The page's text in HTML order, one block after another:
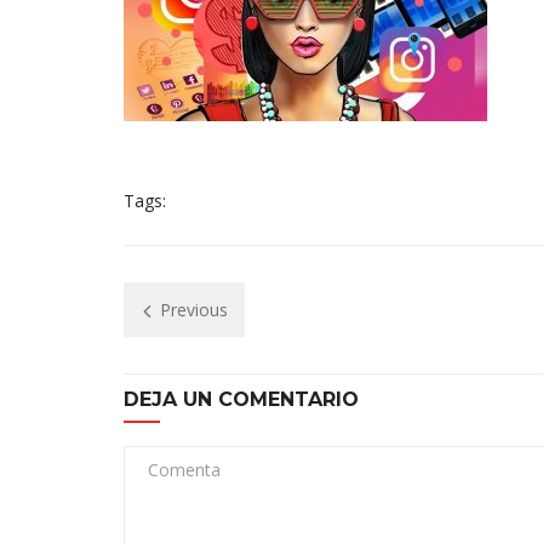
Tags:
Previous
DEJA UN COMENTARIO
Comenta